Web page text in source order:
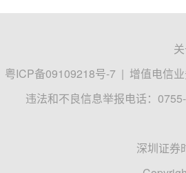
粤ICP备09109218号-7 | 增值电信
违法和不良信息举报电话：
深圳证券